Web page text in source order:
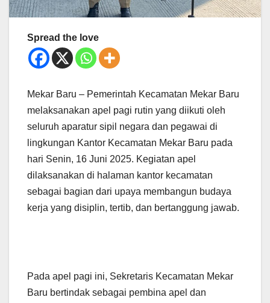
Spread the love
Mekar Baru – Pemerintah Kecamatan Mekar Baru
melaksanakan apel pagi rutin yang diikuti oleh
seluruh aparatur sipil negara dan pegawai di
lingkungan Kantor Kecamatan Mekar Baru pada
hari Senin, 16 Juni 2025. Kegiatan apel
dilaksanakan di halaman kantor kecamatan
sebagai bagian dari upaya membangun budaya
kerja yang disiplin, tertib, dan bertanggung jawab.
Pada apel pagi ini, Sekretaris Kecamatan Mekar
Baru bertindak sebagai pembina apel dan